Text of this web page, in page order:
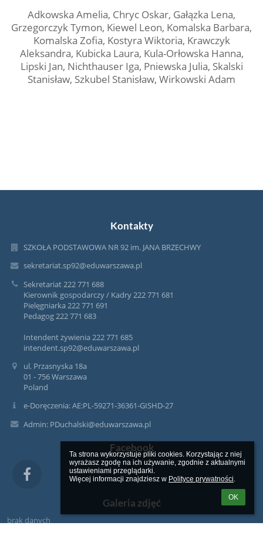
Ta strona wykorzystuje pliki cookies. Korzystając z niej
wyrażasz zgodę na ich używanie, zgodnie z aktualnymi
ustawieniami przeglądarki.
Więcej informacji znajdziesz w Polityce prywatności.
OK
Adkowska Amelia, Chryc Oskar, Gałązka Lena,
Grzegorczyk Tymon, Kiewel Leon, Komalska Barbara,
Komalska Zofia, Kostyra Wiktoria, Krawczyk
Aleksandra, Kubicka Laura, Kula-Orłowska Hanna,
Lipski Jan, Nichthauser Iga, Pniewska Julia, Skalski
Stanisław, Szkubel Stanisław, Wirkowski Adam
Kontakty
SZKOŁA PODSTAWOWA NR 92 im. JANA BRZECHWY
sekretariat.sp92@eduwarszawa.pl
Sekretariat 222 771 688
Kierownik gospodarczy / Kadry 222 771 681
Pielęgniarka 222 771 691
Pedagog 222 771 683
Intendent żywienia 222 771 685
intendent.sp92@eduwarszawa.pl
ul. Przasnyska 18a
01 - 756 Warszawa
Poland
e-Doręczenia: AE:PL-59271-36361-GISHD-27
Admin: PDuchalski@eduwarszawa.pl
Facebook
Galeria zdjęć
brak danych